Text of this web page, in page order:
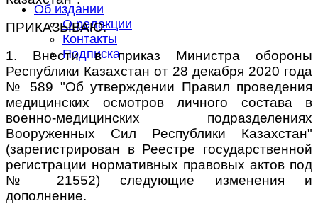
Об издании
О редакции
Контакты
Подписка
ПРИКАЗЫВАЮ:
1. Внести в приказ Министра обороны
Республики Казахстан от 28 декабря 2020 года
№ 589 "Об утверждении Правил проведения
медицинских осмотров личного состава в
военно-медицинских подразделениях
Вооруженных Сил Республики Казахстан"
(зарегистрирован в Реестре государственной
регистрации нормативных правовых актов под
№ 21552) следующие изменения и
дополнение.